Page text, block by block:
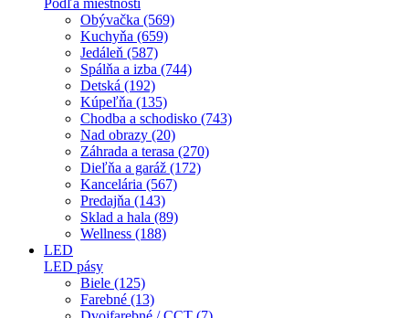
Podľa miestností
Obývačka (569)
Kuchyňa (659)
Jedáleň (587)
Spálňa a izba (744)
Detská (192)
Kúpeľňa (135)
Chodba a schodisko (743)
Nad obrazy (20)
Záhrada a terasa (270)
Dieľňa a garáž (172)
Kancelária (567)
Predajňa (143)
Sklad a hala (89)
Wellness (188)
LED
LED pásy
Biele (125)
Farebné (13)